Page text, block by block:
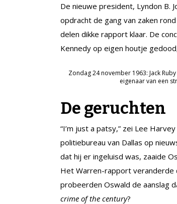
De nieuwe president, Lyndon B.
opdracht de gang van zaken
delen dikke rapport klaar. De
Kennedy op eigen houtje
Zondag 24 november 1963: Jack
eigenaar van een
De geruchten
“I’m just a patsy,” zei Lee
politiebureau van Dallas op
dat hij er ingeluisd was, zaaide
Het Warren-rapport veranderde
probeerden Oswald de aanslag
crime of the century?